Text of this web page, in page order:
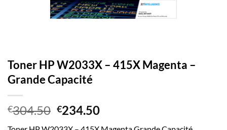
Toner HP W2033X – 415X Magenta –
Grande Capacité
€304.50 Le
€234.50Le